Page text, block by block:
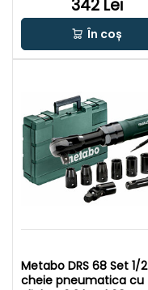
342 Lei
În coș
Metabo DRS 68 Set 1/2
cheie pneumatica cu